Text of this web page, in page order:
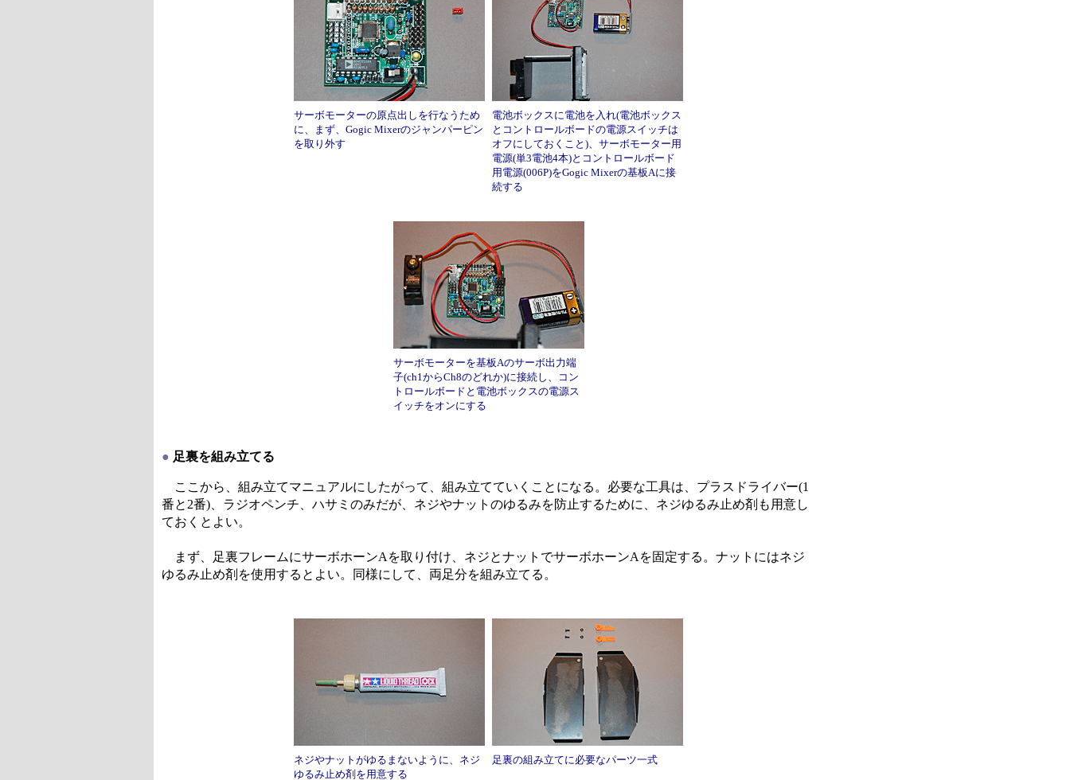
サーボモーターの原点出しを行なうため
に、まず、Gogic Mixerのジャンパーピン
を取り外す
電池ボックスに電池を入れ(電池ボックス
とコントロールボードの電源スイッチは
オフにしておくこと)、サーボモーター用
電源(単3電池4本)とコントロールボード
用電源(006P)をGogic Mixerの基板Aに接
続する
サーボモーターを基板Aのサーボ出力端
子(ch1からCh8のどれか)に接続し、コン
トロールボードと電池ボックスの電源ス
イッチをオンにする
● 足裏を組み立てる
ここから、組み立てマニュアルにしたがって、組み立てていくことになる。必要な工具は、プラスドライバー(1
番と2番)、ラジオペンチ、ハサミのみだが、ネジやナットのゆるみを防止するために、ネジゆるみ止め剤も用意し
ておくとよい。
まず、足裏フレームにサーボホーンAを取り付け、ネジとナットでサーボホーンAを固定する。ナットにはネジ
ゆるみ止め剤を使用するとよい。同様にして、両足分を組み立てる。
ネジやナットがゆるまないように、ネジ
ゆるみ止め剤を用意する
足裏の組み立てに必要なパーツ一式